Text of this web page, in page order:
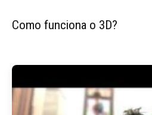
Como funciona o 3D?